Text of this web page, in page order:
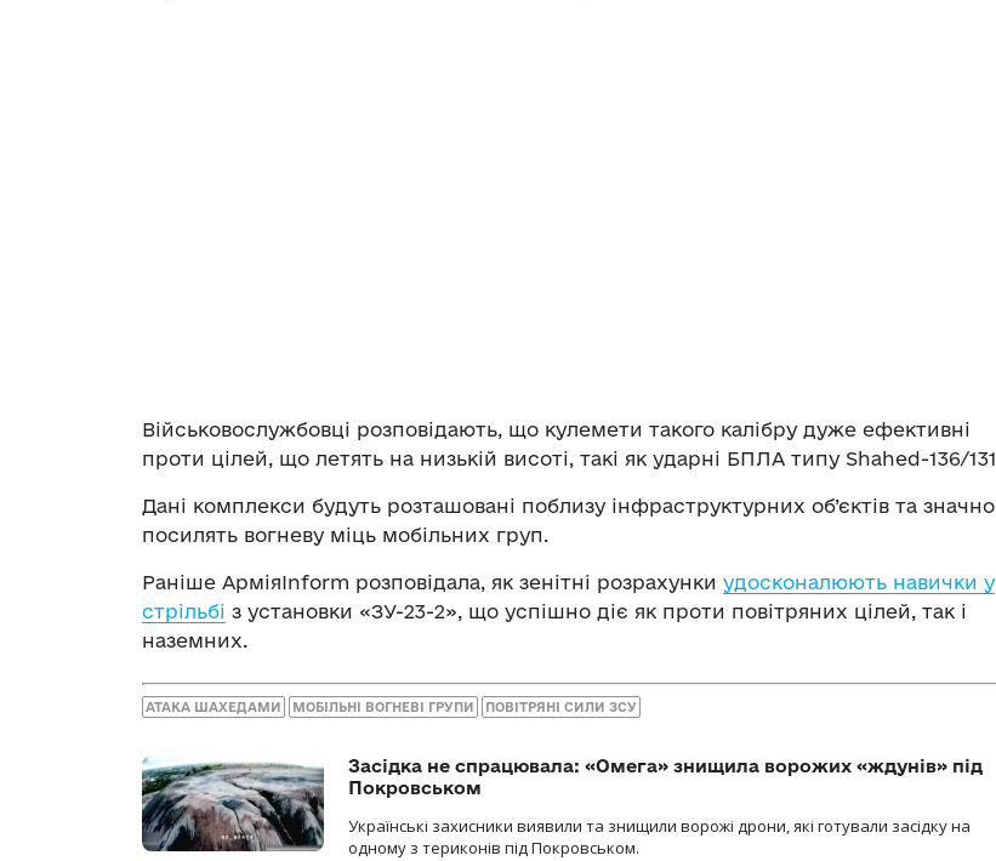
Військовослужбовці розповідають, що кулемети такого калібру дуже ефективні
проти цілей, що летять на низькій висоті, такі як ударні БПЛА типу Shahed-136/131.
Дані комплекси будуть розташовані поблизу інфраструктурних об’єктів та значно
посилять вогневу міць мобільних груп.
Раніше АрміяInform розповідала, як зенітні розрахунки удосконалюють навички у
стрільбі з установки «ЗУ-23-2», що успішно діє як проти повітряних цілей, так і
наземних.
АТАКА ШАХЕДАМИ МОБІЛЬНІ ВОГНЕВІ ГРУПИ ПОВІТРЯНІ СИЛИ ЗСУ
Засідка не спрацювала: «Омега» знищила ворожих «ждунів» під
Покровськом
Українські захисники виявили та знищили ворожі дрони, які готували засідку на
одному з териконів під Покровськом.